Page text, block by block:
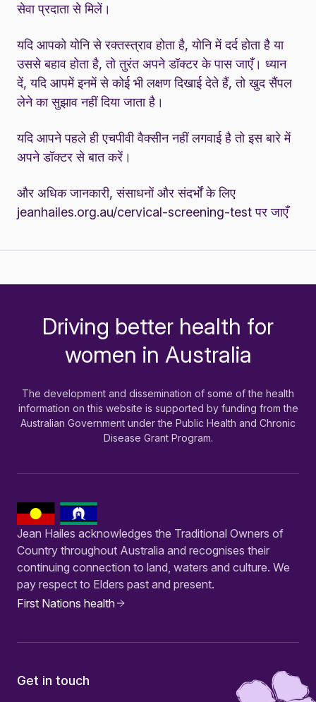
सेवा प्रदाता से मिलें।
यदि आपको योनि से रक्तस्त्राव होता है, योनि में दर्द होता है या
उससे बहाव होता है, तो तुरंत अपने डॉक्टर के पास जाएँ। ध्यान
दें, यदि आपमें इनमें से कोई भी लक्षण दिखाई देते हैं, तो खुद सैंपल
लेने का सुझाव नहीं दिया जाता है।
यदि आपने पहले ही एचपीवी वैक्सीन नहीं लगवाई है तो इस बारे में
अपने डॉक्टर से बात करें।
और अधिक जानकारी, संसाधनों और संदर्भों के लिए
jeanhailes.org.au/cervical-screening-testपर जाएँ
Driving better health for
women in Australia
The development and dissemination of some of the health
information on this website is supported by funding from the
Australian Government under the Public Health and Chronic
Disease Grant Program.
Jean Hailes acknowledges the Traditional Owners of
Country throughout Australia and recognises their
continuing connection to land, waters and culture. We
pay respect to Elders past and present.
First Nations health
Get in touch